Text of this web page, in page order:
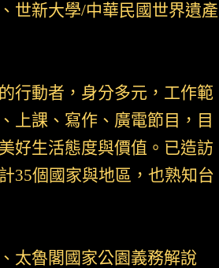
世新大學/中華民國世界遺產
行動者，身分多元，工作範
上課、寫作、廣電節目，目
好生活態度與價值。已造訪
35個國家與地區，也熟知台
太魯閣國家公園義務解說